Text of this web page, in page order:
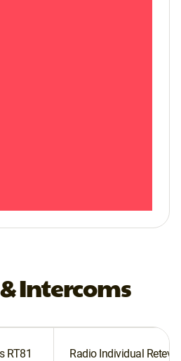
Intercoms
RT81 Radio Individual